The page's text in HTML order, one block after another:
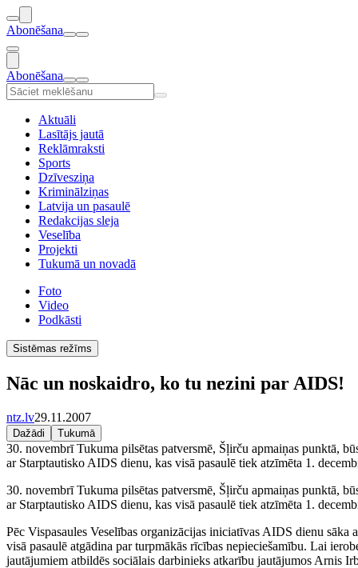
Abonēšana
Abonēšana
Aktuāli
Lasītājs jautā
Reklāmraksti
Sports
Dzīvesziņa
Kriminālziņas
Latvija un pasaulē
Redakcijas sleja
Veselība
Projekti
Tukumā un novadā
Foto
Video
Podkāsti
Sistēmas režīms
Nāc un noskaidro, ko tu nezini par AIDS!
ntz.lv29.11.2007
Dažādi Tukumā
30. novembrī Tukuma pilsētas patversmē, Šļirču apmaiņas punktā,
ar Starptautisko AIDS dienu, kas visā pasaulē tiek atzīmēta 1.
30. novembrī Tukuma pilsētas patversmē, Šļirču apmaiņas punktā,
ar Starptautisko AIDS dienu, kas visā pasaulē tiek atzīmēta 1.
Pēc Vispasaules Veselības organizācijas iniciatīvas AIDS dienu
visā pasaulē atgādina par turpmākās rīcības nepieciešamību. Lai
jautājumiem atbildēs sociālais darbinieks atkarību jautājumos Arnis